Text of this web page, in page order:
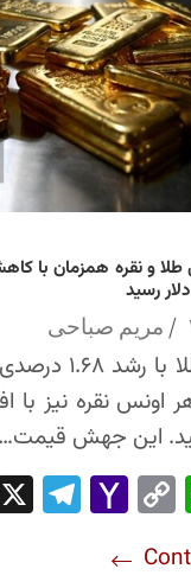
و نقره همزمان با
مریم صباحی
Wh
Ap
Co
Lin
Yah
Tel